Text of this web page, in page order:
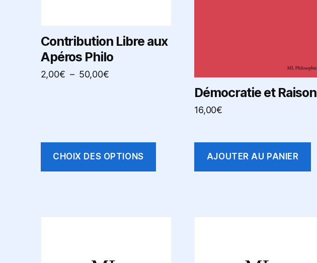
Contribution Libre aux
Apéros Philo
2,00€ – 50,00€Plage
50,00€
CHOIX DES OPTIONS
sur
la
page
du
Démocratie et Raison
16,00€
AJOUTER AU PANIER